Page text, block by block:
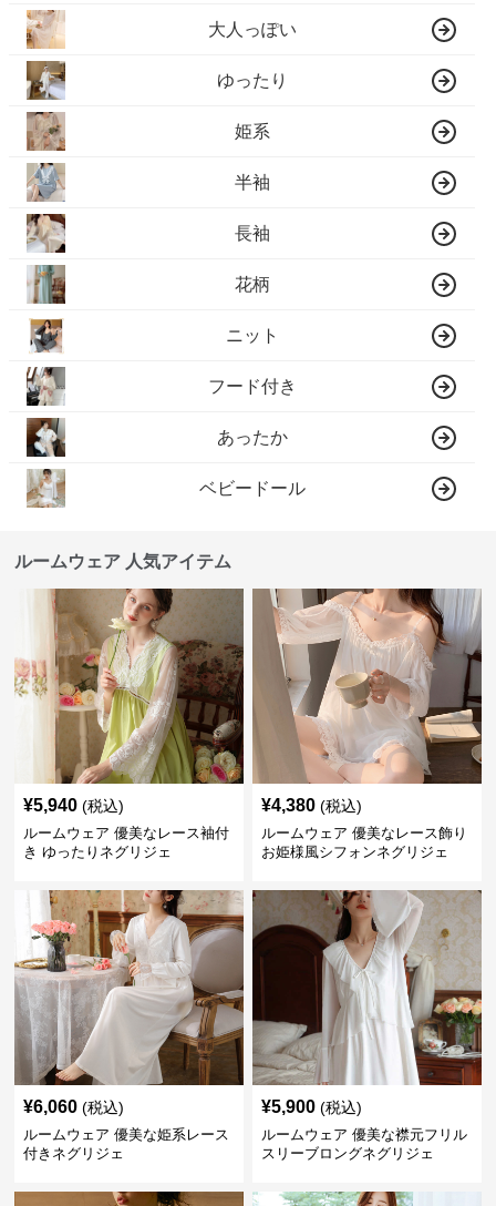
大人っぽい
ゆったり
姫系
半袖
長袖
花柄
ニット
フード付き
あったか
ベビードール
ルームウェア 人気アイテム
¥5,940 (税込)
ルームウェア 優美なレース袖付
き ゆったりネグリジェ
¥4,380 (税込)
ルームウェア 優美なレース飾り
お姫様風シフォンネグリジェ
¥6,060 (税込)
ルームウェア 優美な姫系レース
付きネグリジェ
¥5,900 (税込)
ルームウェア 優美な襟元フリル
スリーブロングネグリジェ